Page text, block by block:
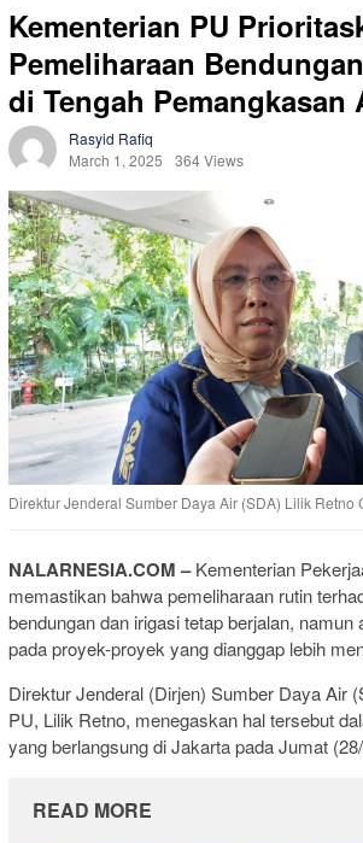
Kementerian PU
Pemeliharaan
di Tengah Pemangkasan
Rasyid Rafiq
March 1, 2025
364 Views
Direktur Jenderal Sumber Daya Air (SDA) Lilik Retno
NALARNESIA.COM –Kementerian
memastikan bahwa pemeliharaan rutin
bendungan dan irigasi tetap berjalan, namun
pada proyek-proyek yang dianggap lebih
Direktur Jenderal (Dirjen) Sumber Daya Air
PU, Lilik Retno, menegaskan hal tersebut
yang berlangsung di Jakarta pada Jumat
READ MORE